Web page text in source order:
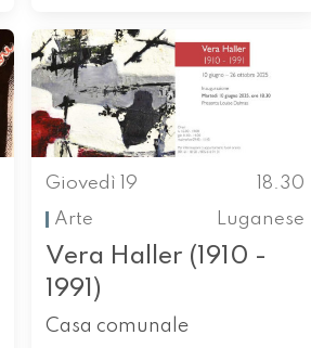
Giovedì 19
18.30
Arte
Luganese
Vera Haller (1910 -
1991)
Casa comunale